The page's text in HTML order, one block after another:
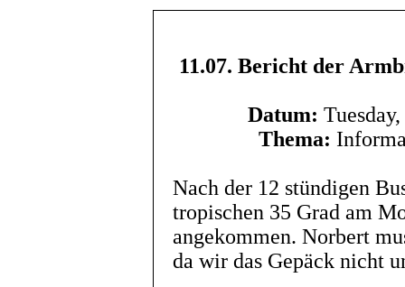
11.07. Bericht der
Datum:
Thema:
Nach der 12 stündigen
tropischen 35 Grad am
angekommen. Norbert
da wir das Gepäck nicht